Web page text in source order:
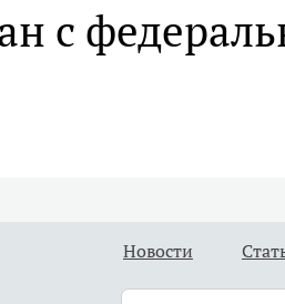
с
Новости